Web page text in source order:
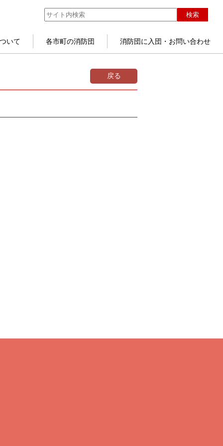
検索
いて 各市町の消防団 消防団に入団・お問い合わせ
戻る